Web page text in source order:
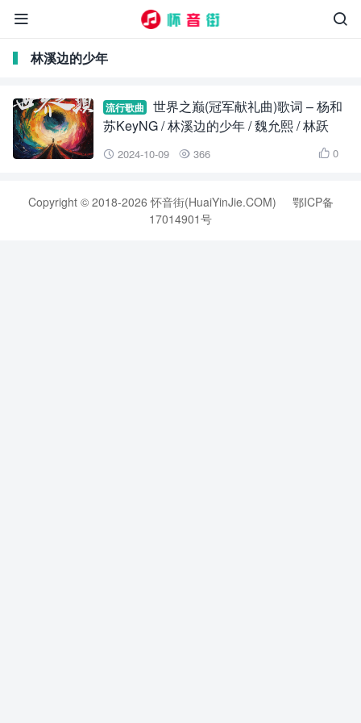


林溪边的少年
流行歌曲
世界之巅(冠军献礼曲)歌词 – 杨和
苏KeyNG / 林溪边的少年 / 魏允熙 / 林跃
 2024-10-09  366  0
Copyright © 2018-2026 怀音街(HuaiYinJie.COM)
鄂ICP备
17014901号